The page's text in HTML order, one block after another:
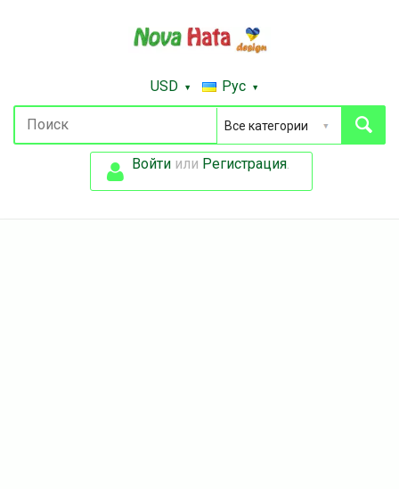
USD Рус
Войти или Регистрация